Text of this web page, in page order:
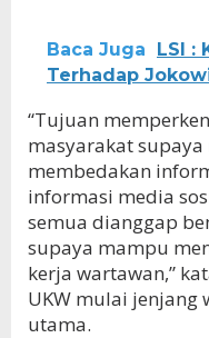
Baca Juga
LSI :
Terhadap
“Tujuan
masyarakat
membedakan
informasi media
semua dianggap
supaya mampu
kerja wartawan,”
UKW mulai jenjang
utama.